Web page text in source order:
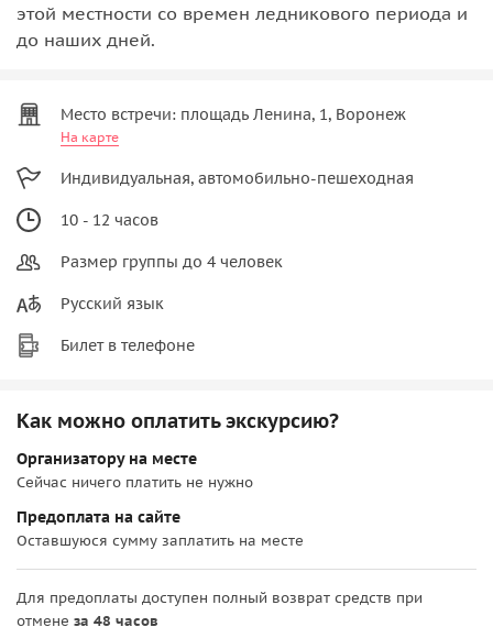
этой местности со времен ледникового периода и
до наших дней.
Место встречи: площадь Ленина, 1, Воронеж
На карте
Индивидуальная, автомобильно-пешеходная
10 - 12 часов
Размер группы до 4 человек
Русский язык
Билет в телефоне
Как можно оплатить экскурсию?
Организатору на месте
Сейчас ничего платить не нужно
Предоплата на сайте
Оставшуюся сумму заплатить на месте
Для предоплаты доступен полный возврат средств при
отмене за 48 часов